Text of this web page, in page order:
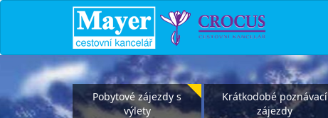
Pobytové zájezdy s
výlety
Krátkodobé poznávací
zájezdy